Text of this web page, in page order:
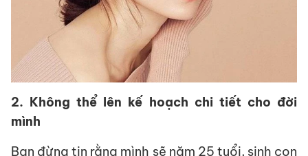
2. Không thể lên kế hoạch chi tiết cho đời
mình
Bạn đừng tin rằng mình sẽ năm 25 tuổi, sinh con